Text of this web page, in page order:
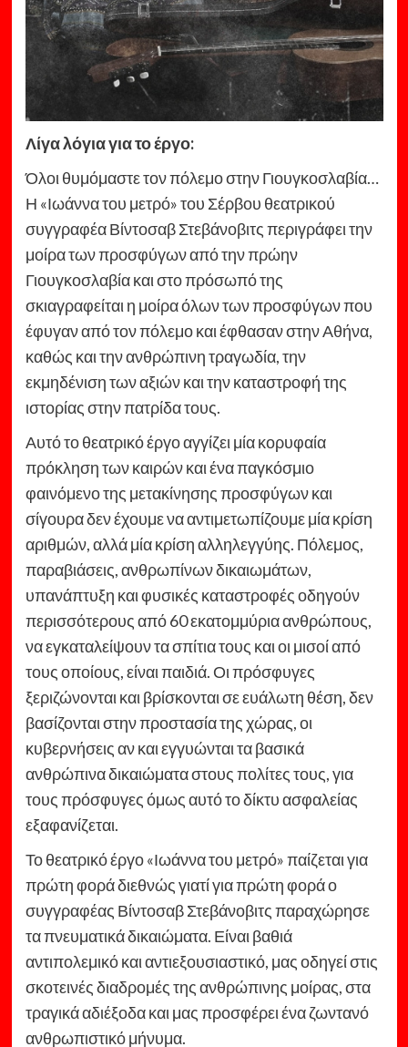
Λίγα λόγια για το έργο:
Όλοι θυμόμαστε τον πόλεμο στην Γιουγκοσλαβία…
Η «Ιωάννα του μετρό» του Σέρβου θεατρικού
συγγραφέα Βίντοσαβ Στεβάνοβιτς περιγράφει την
μοίρα των προσφύγων από την πρώην
Γιουγκοσλαβία και στο πρόσωπό της
σκιαγραφείται η μοίρα όλων των προσφύγων που
έφυγαν από τον πόλεμο και έφθασαν στην Αθήνα,
καθώς και την ανθρώπινη τραγωδία, την
εκμηδένιση των αξιών και την καταστροφή της
ιστορίας στην πατρίδα τους.
Αυτό το θεατρικό έργο αγγίζει μία κορυφαία
πρόκληση των καιρών και ένα παγκόσμιο
φαινόμενο της μετακίνησης προσφύγων και
σίγουρα δεν έχουμε να αντιμετωπίζουμε μία κρίση
αριθμών, αλλά μία κρίση αλληλεγγύης. Πόλεμος,
παραβιάσεις, ανθρωπίνων δικαιωμάτων,
υπανάπτυξη και φυσικές καταστροφές οδηγούν
περισσότερους από 60 εκατομμύρια ανθρώπους,
να εγκαταλείψουν τα σπίτια τους και οι μισοί από
τους οποίους, είναι παιδιά. Οι πρόσφυγες
ξεριζώνονται και βρίσκονται σε ευάλωτη θέση, δεν
βασίζονται στην προστασία της χώρας, οι
κυβερνήσεις αν και εγγυώνται τα βασικά
ανθρώπινα δικαιώματα στους πολίτες τους, για
τους πρόσφυγες όμως αυτό το δίκτυ ασφαλείας
εξαφανίζεται.
Το θεατρικό έργο «Ιωάννα του μετρό» παίζεται για
πρώτη φορά διεθνώς γιατί για πρώτη φορά ο
συγγραφέας Βίντοσαβ Στεβάνοβιτς παραχώρησε
τα πνευματικά δικαιώματα. Είναι βαθιά
αντιπολεμικό και αντιεξουσιαστικό, μας οδηγεί στις
σκοτεινές διαδρομές της ανθρώπινης μοίρας, στα
τραγικά αδιέξοδα και μας προσφέρει ένα ζωντανό
ανθρωπιστικό μήνυμα.